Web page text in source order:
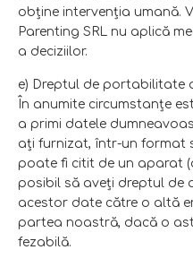
obţine intervenţia umană.
Parenting SRL nu aplică
a deciziilor.
e) Dreptul de portabilitate
În anumite circumstanţe
a primi datele
aţi furnizat, într-un format
poate fi citit de un aparat
posibil să aveţi dreptul de
acestor date către o altă
partea noastră, dacă o
fezabilă.